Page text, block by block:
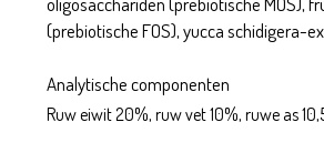
(prebiotische FOS), yucca schidigera-
Analytische componenten
Ruw eiwit 20%, ruw vet 10%, ruwe as